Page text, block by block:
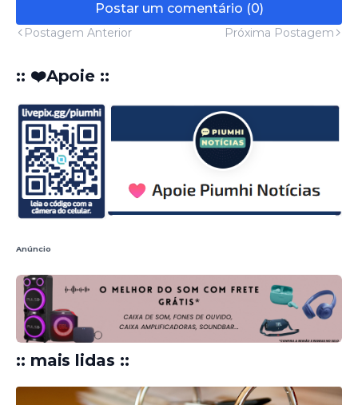
Postar um comentário (0)
Postagem Anterior Próxima Postagem
:: ❤️Apoie ::
Anúncio
:: mais lidas ::